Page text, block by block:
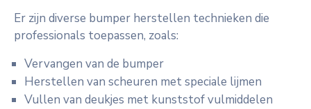
Er zijn diverse bumper herstellen technieken die
professionals toepassen, zoals:
Vervangen van de bumper
Herstellen van scheuren met speciale lijmen
Vullen van deukjes met kunststof vulmiddelen